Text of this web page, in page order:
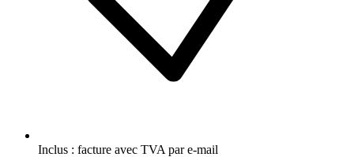
Inclus : facture avec TVA par e-mail